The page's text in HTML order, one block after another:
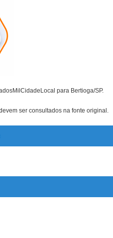
para Bertioga/SP.
ser consultados na fonte original.